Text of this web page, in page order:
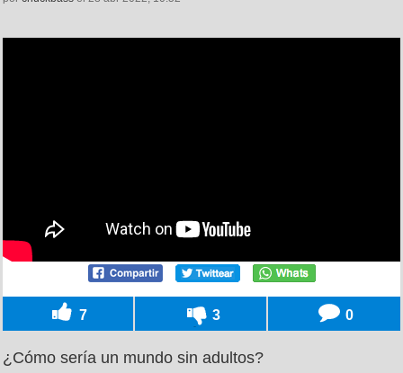
7 3 0
¿Cómo sería un mundo sin adultos?